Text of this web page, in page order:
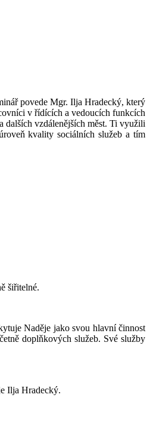
povede Mgr. Ilja Hradecký, který
v řídících a vedoucích funkcích
dalších vzdálenějších měst. Ti využili
kvality sociálních služeb a tím
šiřitelné.
Naděje jako svou hlavní činnost
doplňkových služeb. Své služby
Ilja Hradecký.